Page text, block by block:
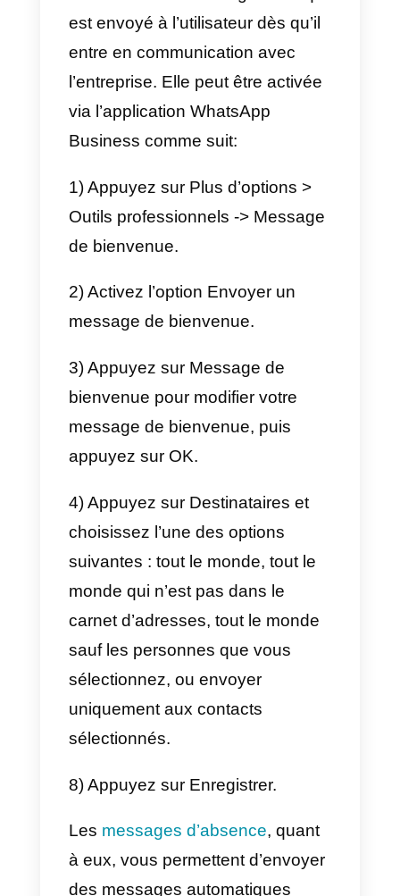
charge dans les réponses
Web ou Desktop.
Vous pouvez configurer des
réponses prédéfinies qui seront
envoyées à l’utilisateur en tapant
« / » ou en appuyant sur Joindre
> Réponse rapide. Une astuce
consiste àspécifier
correctement les données de
l’entreprise,telles que l’adresse
et les heures d’ouverture, car
elles sont automatiquement
incluses dans les réponses
rapides.
Réponses automatiques
sur WhatsApp: comment